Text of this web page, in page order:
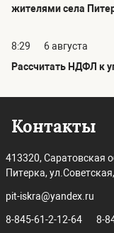
жителями села
8:29
6 августа
Рассчитать НДФЛ к
Контакты
413320, Саратовская
Питерка,
pit-iskra@yandex.ru
8-845-61-2-12-64 8-